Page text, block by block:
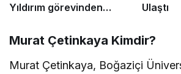
Yıldırım görevinden
Ulaştı
Murat Çetinkaya Kimdir?
Murat Çetinkaya, Boğaziçi